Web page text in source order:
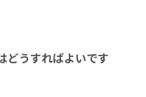
どうすればよいです